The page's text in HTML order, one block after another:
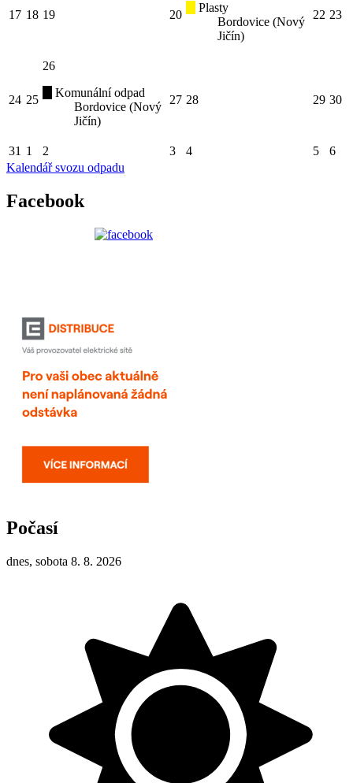
17 18 19 20
Plasty
Bordovice (Nový
Jičín)
22 23
24 25
26
Komunální odpad
Bordovice (Nový
Jičín)
27 28 29 30
31 1 2 3 4 5
6
Kalendář svozu odpadu
Facebook
Počasí
dnes, sobota 8. 8. 2026